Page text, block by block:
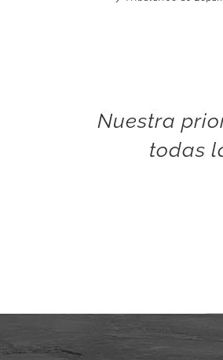
Nuestra
todas